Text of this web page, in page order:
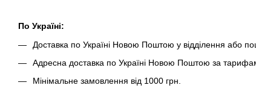
По Україні:
Доставка по Україні Новою Поштою у відділення або
Адресна доставка по Україні Новою Поштою за
Мінімальне замовлення від 1000 грн.